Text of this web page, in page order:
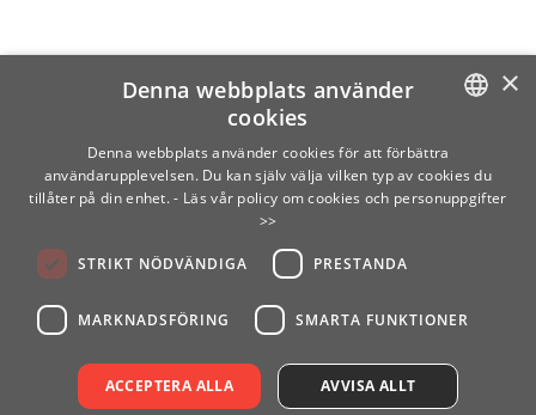
SWEDISH
×
Denna webbplats använder
cookies
Denna webbplats använder cookies för att förbättra
användarupplevelsen. Du kan själv välja vilken typ av cookies du
tillåter på din enhet. - Läs vår policy om cookies och personuppgifter
>>
STRIKT NÖDVÄNDIGA PRESTANDA
MARKNADSFÖRING SMARTA FUNKTIONER
ACCEPTERA ALLA AVVISA ALLT